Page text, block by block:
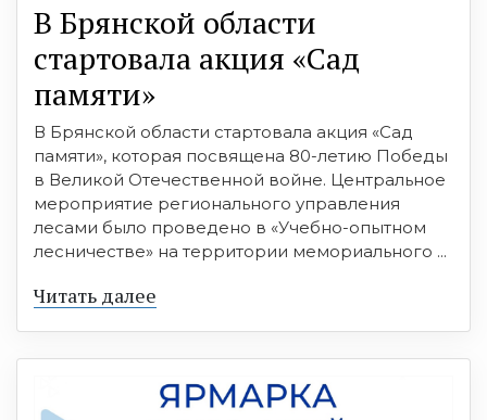
В Брянской области
стартовала акция «Сад
памяти»
В Брянской области стартовала акция «Сад
памяти», которая посвящена 80-летию Победы
в Великой Отечественной войне. Центральное
мероприятие регионального управления
лесами было проведено в «Учебно-опытном
лесничестве» на территории мемориального ...
Читать далее